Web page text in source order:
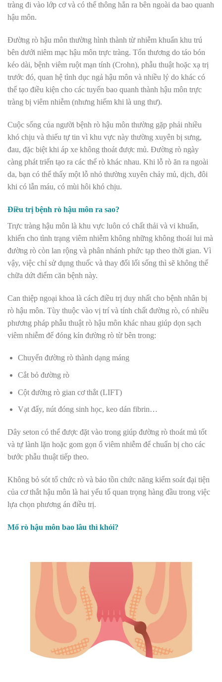
tràng đi vào lớp cơ và có thể thông hẳn ra bên ngoài da bao quanh
hậu môn.
Đường rò hậu môn thường hình thành từ nhiễm khuẩn khu trú
bên dưới niêm mạc hậu môn trực tràng. Tổn thương do táo bón
kéo dài, bệnh viêm ruột mạn tính (Crohn), phẫu thuật hoặc xạ trị
trước đó, quan hệ tình dục ngả hậu môn và nhiều lý do khác có
thể tạo điều kiện cho các tuyến bao quanh thành hậu môn trực
tràng bị viêm nhiễm (nhưng hiếm khi là ung thư).
Cuộc sống của người bệnh rò hậu môn thường gặp phải nhiều
khó chịu và thiếu tự tin vì khu vực này thường xuyên bị sưng,
đau, đặc biệt khi áp xe không thoát được mủ. Đường rò ngày
càng phát triển tạo ra các thể rò khác nhau. Khi lỗ rò ăn ra ngoài
da, bạn có thể thấy một lỗ nhỏ thường xuyên chảy mủ, dịch, đôi
khi có lẫn máu, có mùi hôi khó chịu.
Điều trị bệnh rò hậu môn ra sao?
Trực tràng hậu môn là khu vực luôn có chất thải và vi khuẩn,
khiến cho tình trạng viêm nhiễm không những không thoái lui mà
đường rò còn lan rộng và phân nhánh phức tạp theo thời gian. Vì
vậy, việc chỉ sử dụng thuốc và thay đổi lối sống thì sẽ không thể
chữa dứt điểm căn bệnh này.
Can thiệp ngoại khoa là cách điều trị duy nhất cho bệnh nhân bị
rò hậu môn. Tùy thuộc vào vị trí và tính chất đường rò, có nhiều
phương pháp phẫu thuật rò hậu môn khác nhau giúp dọn sạch
viêm nhiễm để đóng kín đường rò từ bên trong:
Chuyển đường rò thành dạng máng
Cắt bỏ đường rò
Cột đường rò gian cơ thắt (LIFT)
Vạt đẩy, nút đóng sinh học, keo dán fibrin…
Dây seton có thể được đặt vào trong giúp đường rò thoát mủ tốt
và tự lành lặn hoặc gom gọn ổ viêm nhiễm để chuẩn bị cho các
bước phẫu thuật tiếp theo.
Không bỏ sót tổ chức rò và bảo tồn chức năng kiểm soát đại tiện
của cơ thắt hậu môn là hai yếu tố quan trọng hàng đầu trong việc
lựa chọn phương án điều trị.
Mổ rò hậu môn bao lâu thì khỏi?